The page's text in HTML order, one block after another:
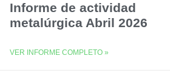
Informe de actividad
metalúrgica Abril 2026
VER INFORME COMPLETO »